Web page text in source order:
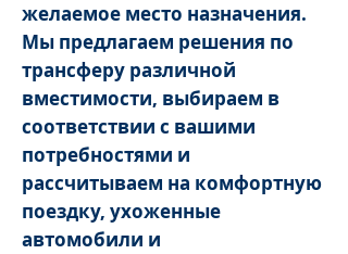
желаемое место назначения.
Мы предлагаем решения по
трансферу различной
вместимости, выбираем в
соответствии с вашими
потребностями и
рассчитываем на комфортную
поездку, ухоженные
автомобили и